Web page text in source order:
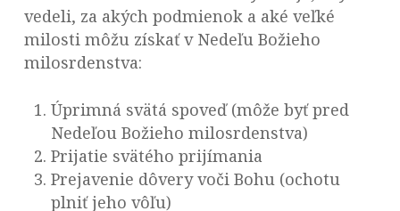
vedeli, za akých podmienok a aké veľké
milosti môžu získať v Nedeľu Božieho
milosrdenstva:
Úprimná svätá spoveď (môže byť pred
Nedeľou Božieho milosrdenstva)
Prijatie svätého prijímania
Prejavenie dôvery voči Bohu (ochotu
plniť jeho vôľu)